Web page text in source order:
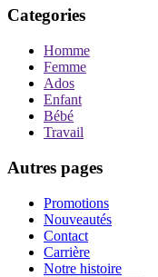
Categories
Homme
Femme
Ados
Enfant
Bébé
Travail
Autres pages
Promotions
Nouveautés
Contact
Carrière
Notre histoire